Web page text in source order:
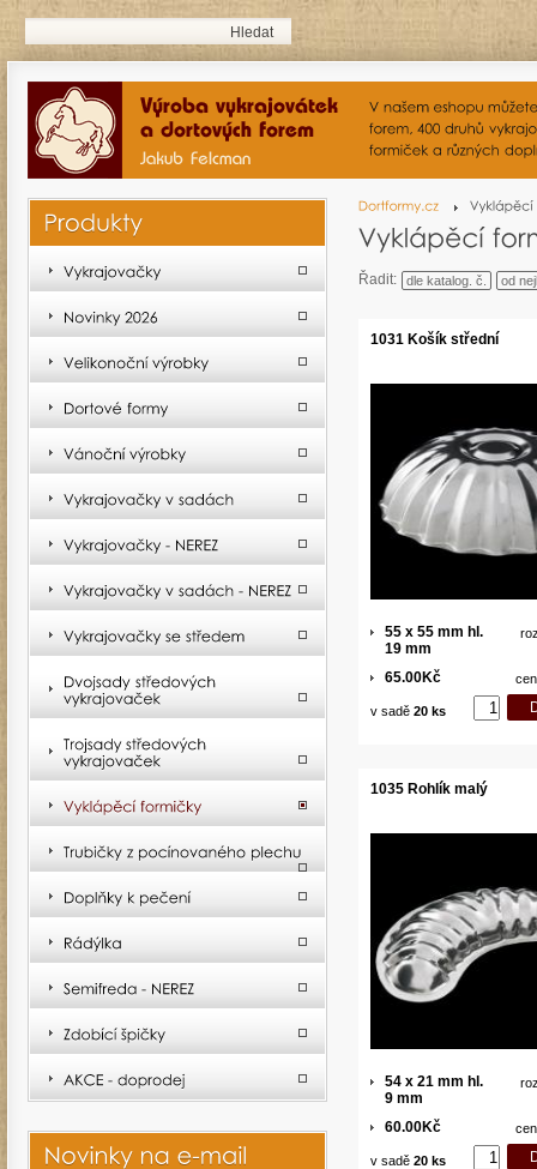
Řadit: dle katalog. č. od
1031 Košík střední
55 x 55 mm hl.
19 mm
65.00Kč
v sadě 20 ks
1035 Rohlík malý
54 x 21 mm hl.
9 mm
60.00Kč
v sadě 20 ks